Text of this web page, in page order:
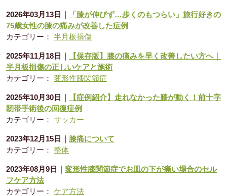
2026年03月13日 ｜
「膝が伸びず…歩くのもつらい」旅行好きの
75歳女性の膝の痛みが改善した症例
カテゴリー： 半月板損傷
2025年11月18日 ｜
【保存版】膝の痛みを早く改善したい方へ｜
半月板損傷の正しいケアと施術
カテゴリー： 変形性膝関節症
2025年10月30日 ｜
【症例紹介】走れなかった膝が動く！前十字
靭帯手術後の回復症例
カテゴリー： サッカー
2023年12月15日 ｜ 膝痛について
カテゴリー： 整体
2023年08月9日 ｜ 変形性膝関節症でお皿の下が痛い場合のセル
フケア方法
カテゴリー： ケア方法